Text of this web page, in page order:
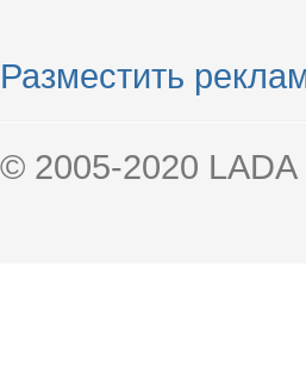
Разместить
© 2005-2020